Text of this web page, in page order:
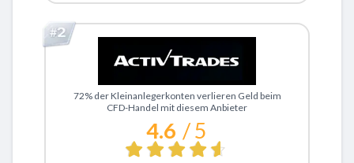
Zu ActivTrades
72% der Kleinanlegerkonten verlieren Geld beim
CFD-Handel mit diesem Anbieter
4.6 / 5